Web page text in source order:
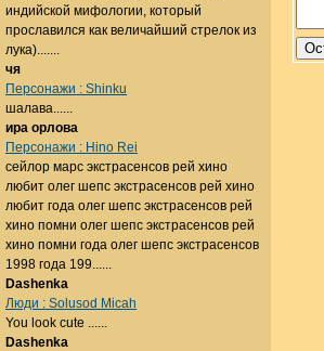
индийской мифологии, который
прославился как величайший стрелок из
лука).......
чя
Персонажи : Shinku
шалава......
ира орлова
Персонажи : Hino Rei
сейлор марс экстрасенсов рей хино
любит олег шепс экстрасенсов рей хино
любит года олег шепс экстрасенсов рей
хино помни олег шепс экстрасенсов рей
хино помни года олег шепс экстрасенсов
1998 года 199......
Dashenka
Люди : Solusod Micah
You look cute ......
Dashenka